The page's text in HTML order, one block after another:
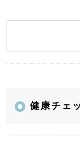
健康チェ